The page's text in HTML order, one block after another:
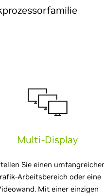
Multi-Display
Sie einen
Arbeitsbereich oder eine
Mit einer einzigen